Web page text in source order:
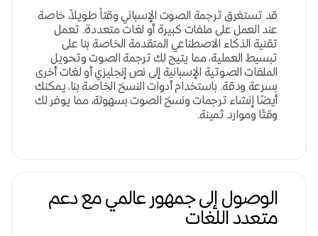
قد تستغرق ترجمة الصوت الإسباني وقتاً طويلاً، خاصة
عند العمل على ملفات كبيرة أو لغات متعددة. تعمل
تقنية الذكاء الاصطناعي المتقدمة الخاصة بنا على
تبسيط العملية، مما يتيح لك ترجمة الصوت وتحويل
الملفات الصوتية الإسبانية إلى نص إنجليزي أو لغات أخرى
بسرعة ودقة. باستخدام أدوات النسخ الخاصة بنا، يمكنك
أيضًا إنشاء ترجمات ونسخ الصوت بسهولة، مما يوفر لك
وقتًا وموارد ثمينة.
الوصول إلى جمهور عالمي مع دعم
متعدد اللغات